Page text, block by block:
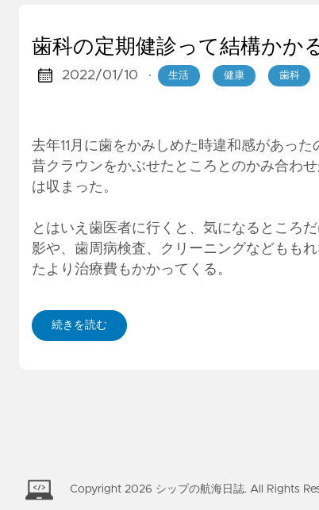
歯科の定期健診って結構かか
2022/01/10 · 生活 健康 歯科
去年11月に歯をかみしめた時違和感があっ
昔クラウンをかぶせたところとのかみ合わ
は収まった。
とはいえ歯医者に行くと、気になるところ
影や、歯周病検査、クリーニングなどもも
たより治療費もかかってくる。
続きを読む
Copyright 2026 シップの航海日誌. All Rights